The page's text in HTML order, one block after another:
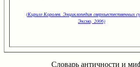
(Кирилл Королев. Энциклопедия сверхъестественных
Эксмо, 2006)
Словарь античности и